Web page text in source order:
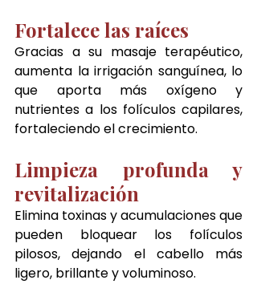
Fortalece las raíces
Gracias a su masaje terapéutico,
aumenta la irrigación sanguínea, lo
que aporta más oxígeno y
nutrientes a los folículos capilares,
fortaleciendo el crecimiento.
Limpieza profunda y
revitalización
Elimina toxinas y acumulaciones que
pueden bloquear los folículos
pilosos, dejando el cabello más
ligero, brillante y voluminoso.